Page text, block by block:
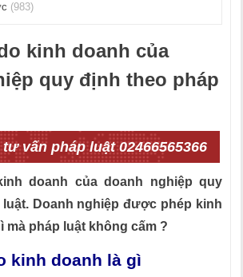
(983)
kinh doanh của
quy định theo pháp
vấn pháp luật 02466565366
doanh của doanh nghiệp quy
Doanh nghiệp được phép kinh
mà pháp luật không cấm ?
kinh doanh là gì